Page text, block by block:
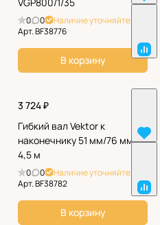
0 0
Наличие уточняйте
Арт.BF38776
В корзину
3 724 ₽
Гибкий вал Vektor к
наконечнику 51 мм/76 мм
4,5 м
0 0
Наличие уточняйте
Арт.BF38782
В корзину